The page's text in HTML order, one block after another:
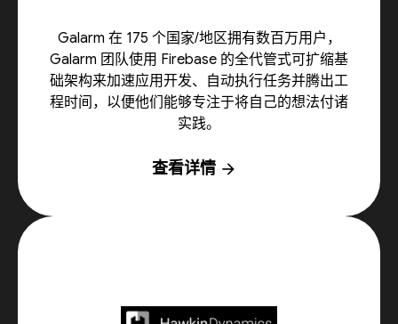
Galarm 在 175 个国家/地区拥有数百万用户，
Galarm 团队使用 Firebase 的全代管式可扩缩基
础架构来加速应用开发、自动执行任务并腾出工
程时间，以便他们能够专注于将自己的想法付诸
实践。
查看详情 arrow_forward